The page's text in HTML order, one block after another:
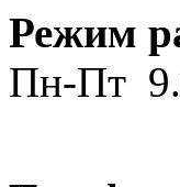
Режим
Пн-Пт